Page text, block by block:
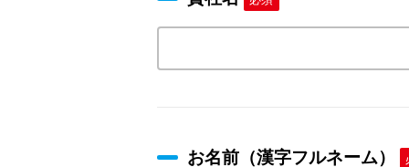
お名前（漢字フルネーム）